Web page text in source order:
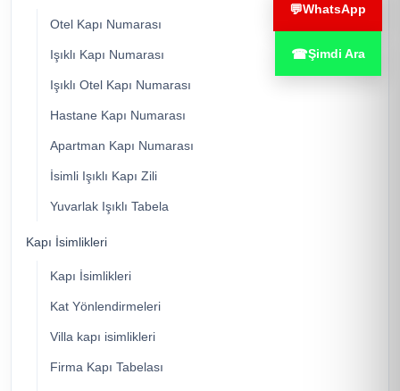
Otel Kapı Numarası
Işıklı Kapı Numarası
Işıklı Otel Kapı Numarası
Hastane Kapı Numarası
Apartman Kapı Numarası
İsimli Işıklı Kapı Zili
Yuvarlak Işıklı Tabela
Kapı İsimlikleri
Kapı İsimlikleri
Kat Yönlendirmeleri
Villa kapı isimlikleri
Firma Kapı Tabelası
💬WhatsApp
☎Şimdi Ara